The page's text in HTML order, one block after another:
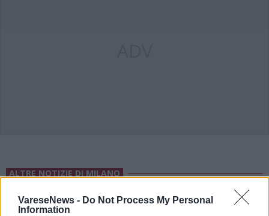
VareseNews - Do Not Process My Personal
Information
ALTRE NOTIZIE DI MILANO